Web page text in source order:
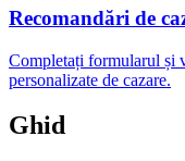
Recomandări de
Completați formularul și
personalizate de cazare.
Ghid